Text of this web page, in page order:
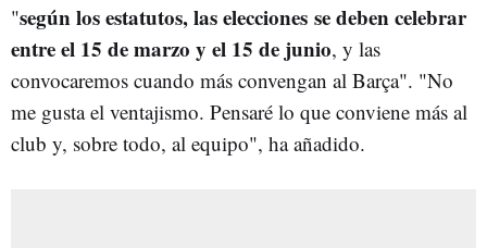
"según los estatutos, las elecciones se deben celebrar
entre el 15 de marzo y el 15 de junio, y las
convocaremos cuando más convengan al Barça". "No
me gusta el ventajismo. Pensaré lo que conviene más al
club y, sobre todo, al equipo", ha añadido.